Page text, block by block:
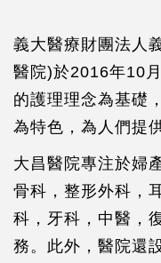
義大醫療財團法人
醫院)於2016年10
的護理理念為基礎
為特色，為人們提
大昌醫院專注於婦
骨科，整形外科，
科，牙科，中醫，
務。此外，醫院還